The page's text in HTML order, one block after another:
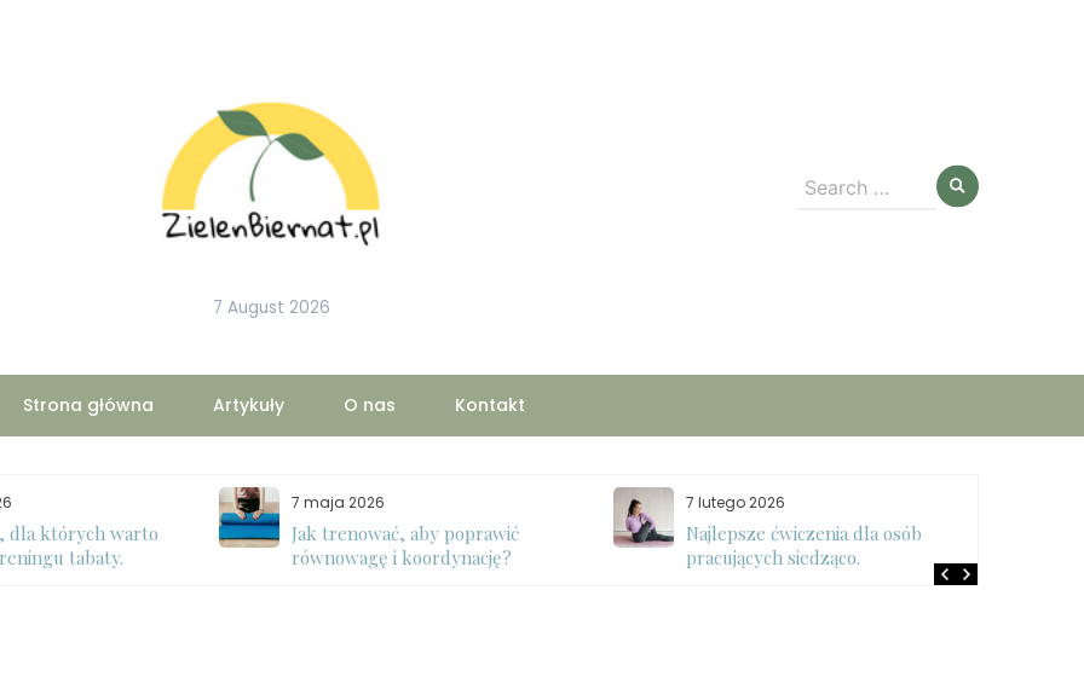
7 August 2026
Search
Strona główna Artykuły O nas Kontakt
dla których warto
tabaty.
7 maja 2026
Jak trenować, aby poprawić
równowagę i koordynację?
7 lutego 2026
Najlepsze ćwiczenia dla osób
pracujących siedząco.